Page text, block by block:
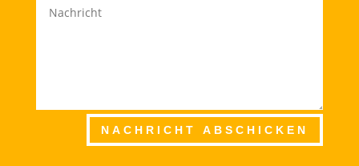
NACHRICHT ABSCHICKEN